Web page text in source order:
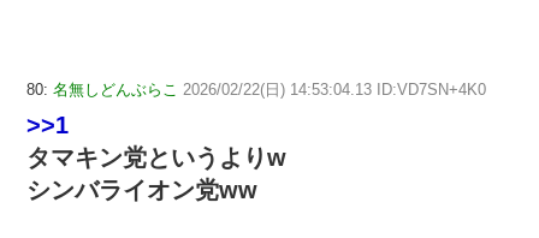
80: 名無しどんぶらこ 2026/02/22(日) 14:53:04.13 ID:VD7SN+4K0
>>1
タマキン党というよりw
シンバライオン党ww